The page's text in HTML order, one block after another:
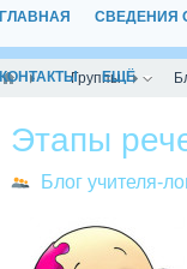
ГЛАВНАЯ СВЕДЕНИЯ
КОНТАКТЫ ЕЩЁ
Группы
Этапы
Блог учителя-